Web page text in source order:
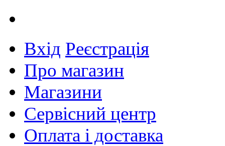
Вхід Реєстрація
Про магазин
Магазини
Сервісний центр
Оплата і доставка